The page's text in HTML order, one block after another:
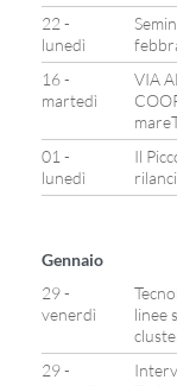
22 -
lunedì
16 -
martedì
VIA
01 -
lunedì
Il
Gennaio
29 -
venerdì
linee
29 -